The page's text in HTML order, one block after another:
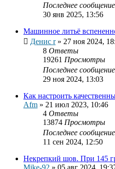
Последнее сообщение
30 янв 2025, 13:56
Машинное литьё
Денис r» 27 ноя 2024,
8 Ответы
19261 Просмотры
Последнее сообщение
29 ноя 2024, 13:03
Как настроить
Afm » 21 июл 2023, 10:46
4 Ответы
13874 Просмотры
Последнее сообщение
11 сен 2024, 12:50
Некрепкий шов. При 145